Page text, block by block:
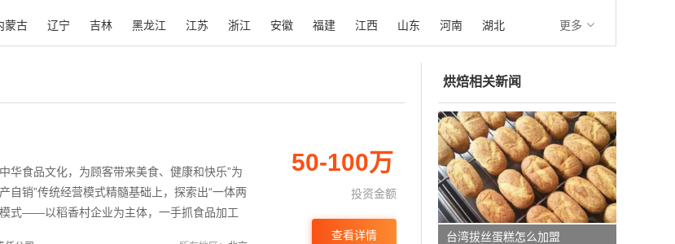
蒙古 辽宁 吉林 黑龙江 江苏 浙江 安徽 福建 江西 山东 河南
湖北
南 西藏 陕西 甘肃 青海 宁夏 新疆 台湾 香港 澳门
更多
华食品文化，为顾客带来美食、健康和快乐”为
自销”传统经营模式精髓基础上，探索出“一体两
式——以稻香村企业为主体，一手抓食品加工
50-100万
投资金额
查看详情
烘焙相关新闻
台湾拔丝蛋糕怎么加盟